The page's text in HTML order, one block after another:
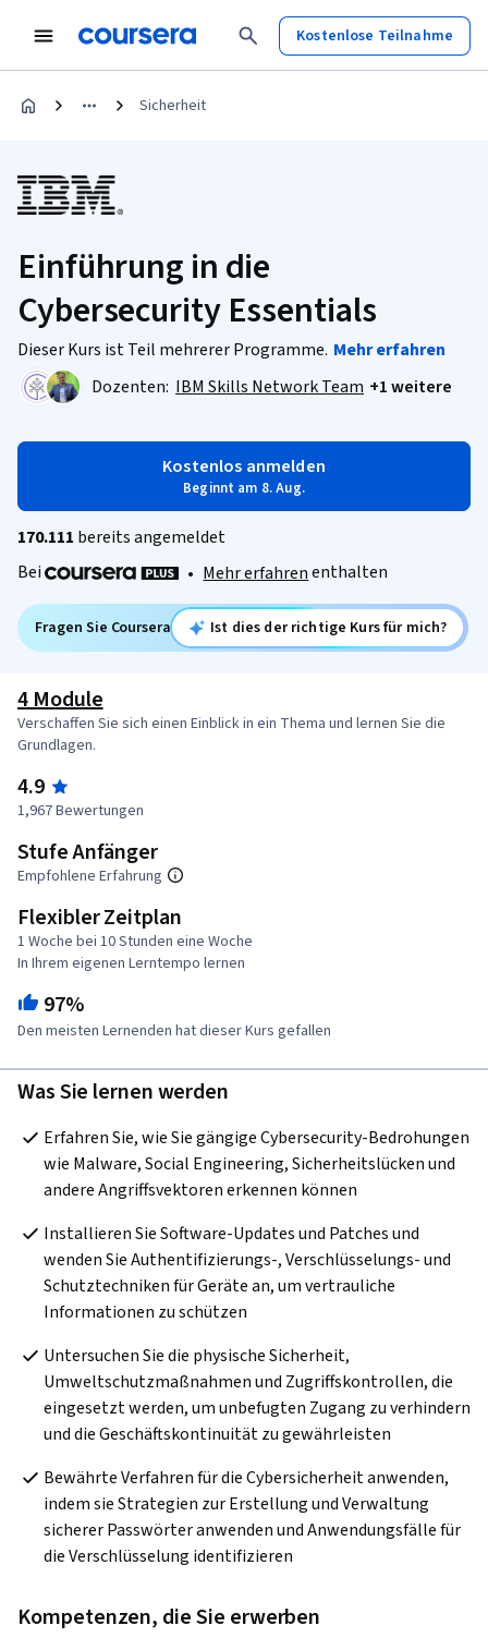
Kostenlose Teilnahme
Sicherheit
Einführung in die
Cybersecurity Essentials
Dieser Kurs ist Teil mehrerer Programme. Mehr erfahren
Dozenten: IBM Skills Network Team +1 weitere
Kostenlos anmelden
Beginnt am 8. Aug.
170.111 bereits angemeldet
Bei
• Mehr erfahrenenthalten
Fragen Sie Coursera Ist dies der richtige Kurs für mich?
4 Module
Verschaffen Sie sich einen Einblick in ein Thema und lernen Sie die
Grundlagen.
4.9
1,967 Bewertungen
Stufe Anfänger
Empfohlene Erfahrung
Flexibler Zeitplan
1 Woche bei 10 Stunden eine Woche
In Ihrem eigenen Lerntempo lernen
97%
Den meisten Lernenden hat dieser Kurs gefallen
Was Sie lernen werden
Erfahren Sie, wie Sie gängige Cybersecurity-Bedrohungen
wie Malware, Social Engineering, Sicherheitslücken und
andere Angriffsvektoren erkennen können
Installieren Sie Software-Updates und Patches und
wenden Sie Authentifizierungs-, Verschlüsselungs- und
Schutztechniken für Geräte an, um vertrauliche
Informationen zu schützen
Untersuchen Sie die physische Sicherheit,
Umweltschutzmaßnahmen und Zugriffskontrollen, die
eingesetzt werden, um unbefugten Zugang zu verhindern
und die Geschäftskontinuität zu gewährleisten
Bewährte Verfahren für die Cybersicherheit anwenden,
indem sie Strategien zur Erstellung und Verwaltung
sicherer Passwörter anwenden und Anwendungsfälle für
die Verschlüsselung identifizieren
Kompetenzen, die Sie erwerben